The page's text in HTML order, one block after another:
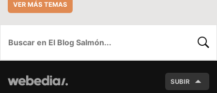
VER MÁS TEMAS
SUBIR